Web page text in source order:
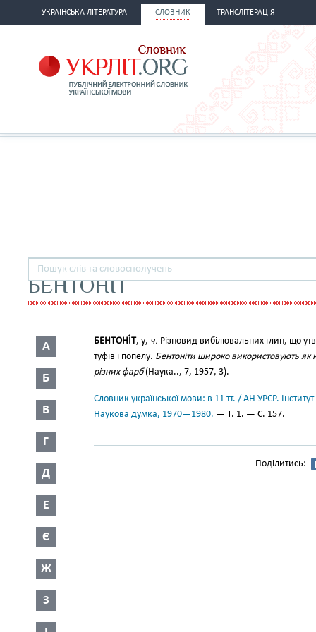
УКРАЇНСЬКА ЛІТЕРАТУРА СЛОВНИК ТРАНСЛІТЕРАЦІЯ
БЕНТОНІТ
А
Б
В
Г
Д
Е
Є
Ж
З
БЕНТОНІ́Т, у, ч. Різновид вибілювальних глин, що
туфів і попелу. Бентоніти широко використовують
різних фарб(Наука.., 7, 1957, 3).
Словник української мови: в 11 тт. / АН УРСР.
Наукова думка, 1970—1980. — Т. 1. — С. 157.
Поділитись: